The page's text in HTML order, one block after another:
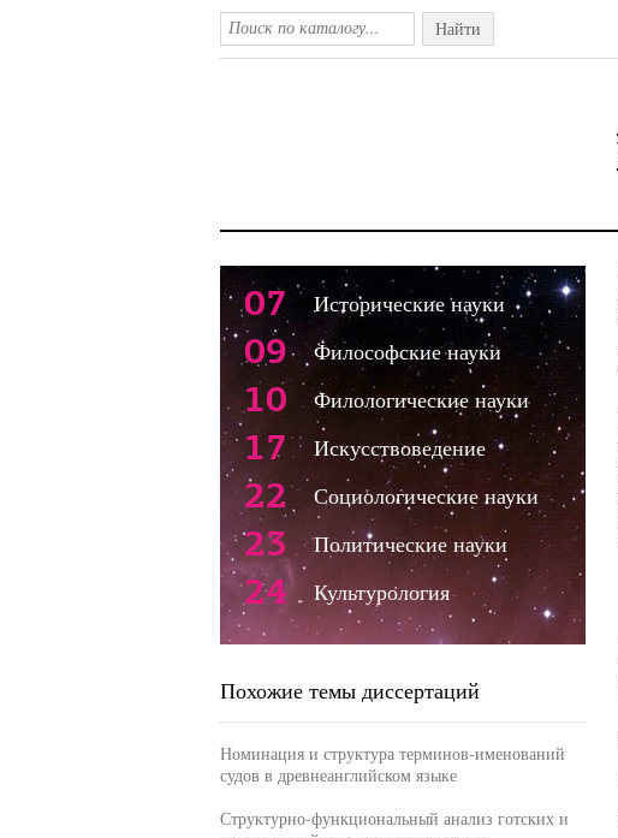
Найти
07 Исторические науки
09 Философские науки
10 Филологические науки
17 Искусствоведение
22 Социологические науки
23 Политические науки
24 Культурология
Похожие темы диссертаций
Номинация и структура терминов-именований
судов в древнеанглийском языке
Структурно-функциональный анализ готских и